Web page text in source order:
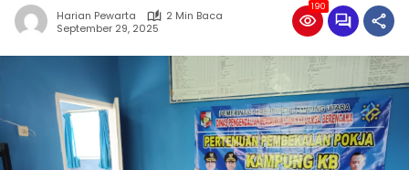
Harian Pewarta
2 Min Baca
September 29, 2025
190